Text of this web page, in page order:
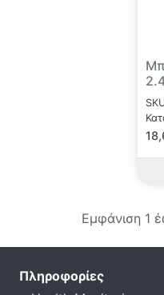
Εμφάνιση 1
Πληροφορίες